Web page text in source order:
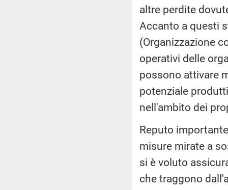
altre perdite
Accanto a questi
(Organizzazione
operativi delle
possono attivare
potenziale
nell'ambito dei
Reputo
misure mirate a
si è voluto
che traggono